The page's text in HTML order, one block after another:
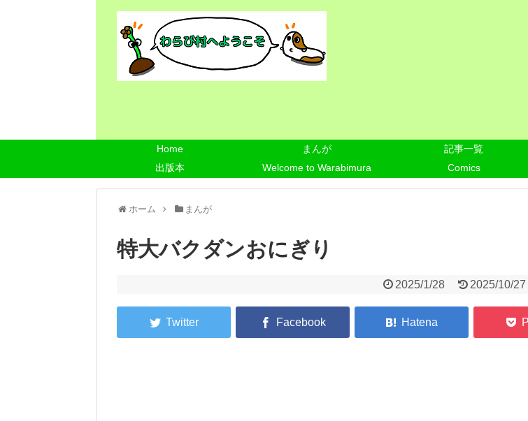
Home まんが 記事一覧
出版本
Welcome to Warabimura Comics
ホーム まんが
特大バクダンおにぎり
2025/1/28 2025/10/27